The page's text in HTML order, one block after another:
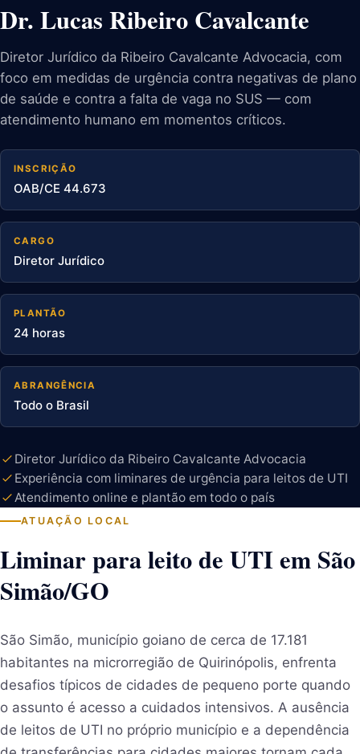
Dr. Lucas Ribeiro Cavalcante
Diretor Jurídico da Ribeiro Cavalcante Advocacia, com
foco em medidas de urgência contra negativas de plano
de saúde e contra a falta de vaga no SUS — com
atendimento humano em momentos críticos.
INSCRIÇÃO
OAB/CE 44.673
CARGO
Diretor Jurídico
PLANTÃO
24 horas
ABRANGÊNCIA
Todo o Brasil
Diretor Jurídico da Ribeiro Cavalcante Advocacia
Experiência com liminares de urgência para leitos de UTI
Atendimento online e plantão em todo o país
ATUAÇÃO LOCAL
Liminar para leito de UTI em São
Simão/GO
São Simão, município goiano de cerca de 17.181
habitantes na microrregião de Quirinópolis, enfrenta
desafios típicos de cidades de pequeno porte quando
o assunto é acesso a cuidados intensivos. A ausência
de leitos de UTI no próprio município e a dependência